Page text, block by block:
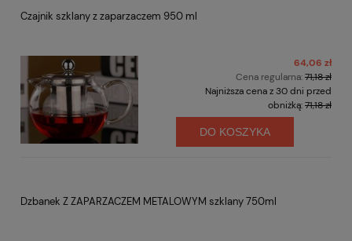
Czajnik szklany z zaparzaczem 950 ml
64,06 zł
Cena regularna:71,18 zł
Najniższa cena z 30 dni przed
obniżką:71,18 zł
DO KOSZYKA
Dzbanek Z ZAPARZACZEM METALOWYM szklany 750ml